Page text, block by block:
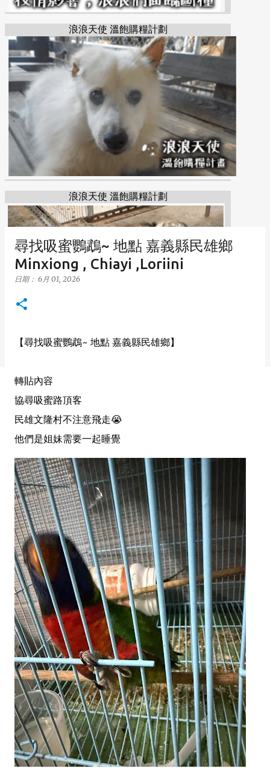
浪浪天使 溫飽購糧計劃
浪浪天使 溫飽購糧計劃
尋找吸蜜鸚鵡~ 地點 嘉義縣民雄鄉
Minxiong , Chiayi ,Loriini
日期： 6月 01, 2026
【尋找吸蜜鸚鵡~ 地點 嘉義縣民雄鄉】
轉貼內容
協尋吸蜜路頂客
民雄文隆村不注意飛走😭
他們是姐妹需要一起睡覺